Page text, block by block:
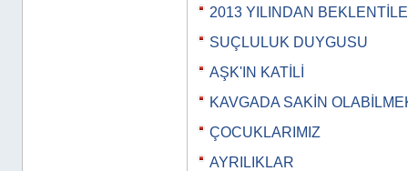
2013 YILINDAN
SUÇLULUK DUYGUSU
AŞK'IN KATİLİ
KAVGADA SAKİN
ÇOCUKLARIMIZ
AYRILIKLAR